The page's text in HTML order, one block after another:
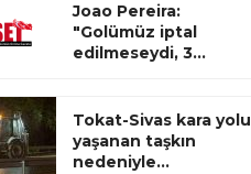
Joao Pereira:
"Golümüz iptal
edilmeseydi, 3...
Tokat-Sivas kara yolu
yaşanan taşkın
nedeniyle...